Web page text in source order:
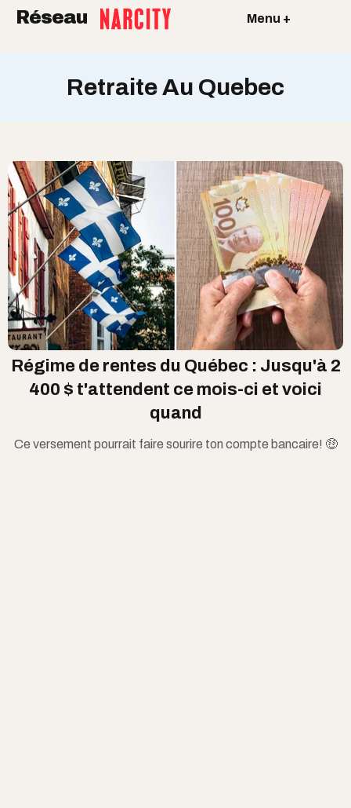
Réseau Menu +
Retraite Au Quebec
Régime de rentes du Québec : Jusqu'à 2
400 $ t'attendent ce mois-ci et voici
quand
Ce versement pourrait faire sourire ton compte bancaire! 🤑